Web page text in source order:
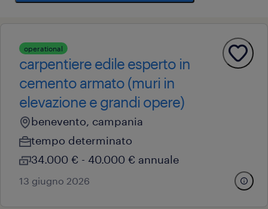
operational
carpentiere edile esperto in
cemento armato (muri in
elevazione e grandi opere)
benevento, campania
tempo determinato
34.000 € - 40.000 € annuale
13 giugno 2026